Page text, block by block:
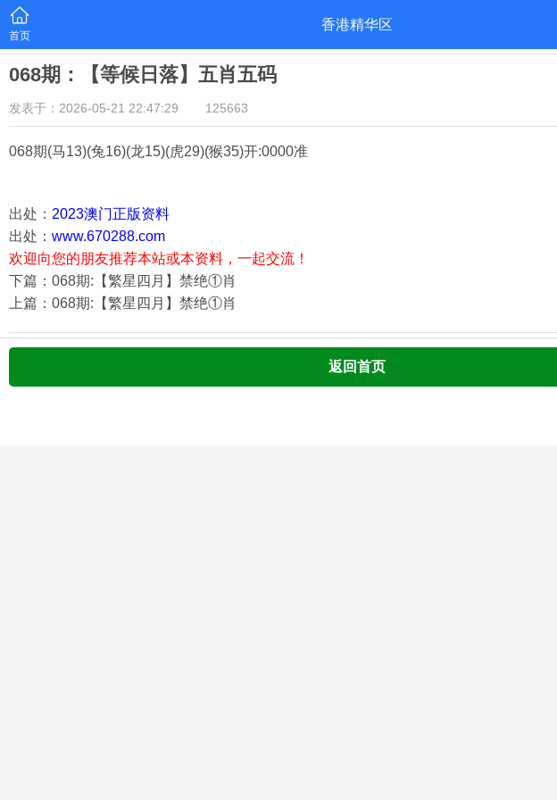
首页
香港精华区
068期：【等候日落】五肖五码
发表于：2026-05-21 22:47:29 125663
068期(马13)(兔16)(龙15)(虎29)(猴35)开:0000准
出处： 2023澳门正版资料
出处： www.670288.com
欢迎向您的朋友推荐本站或本资料，一起交流！
下篇：068期:【繁星四月】禁绝①肖
上篇：068期:【繁星四月】禁绝①肖
返回首页